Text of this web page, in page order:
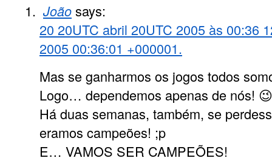
Joãosays:
20 20UTC abril 20UTC 2005 às 00:36
2005 00:36:01 +000001.
Mas se ganharmos os jogos todos
Logo… dependemos apenas de nós! 😉
Há duas semanas, também, se
eramos campeões! ;p
E… VAMOS SER CAMPEÕES!